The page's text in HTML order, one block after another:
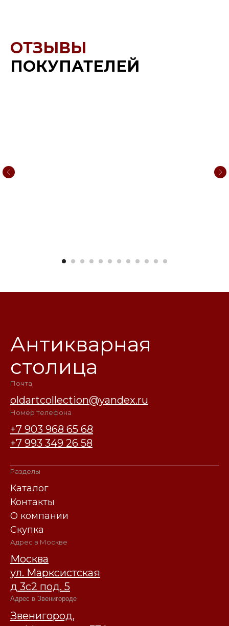
ОТЗЫВЫ
ПОКУПАТЕЛЕЙ
Антикварная
столица
Почта
oldartcollection@yandex.ru
Номер телефона
+7 903 968 65 68
+7 993 349 26 58
Разделы
Каталог
Контакты
О компании
Скупка
Адрес в Москве
Москва
ул. Марксистская
д 3с2 под. 5
Адрес в Звенигороде
Звенигород,